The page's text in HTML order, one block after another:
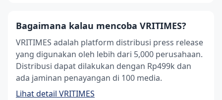
Bagaimana kalau mencoba VRITIMES?
VRITIMES adalah platform distribusi press release
yang digunakan oleh lebih dari 5,000 perusahaan.
Distribusi dapat dilakukan dengan Rp499k dan
ada jaminan penayangan di 100 media.
Lihat detail VRITIMES